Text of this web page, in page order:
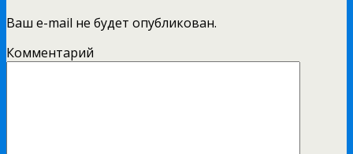
Ваш e-mail не будет опубликован.
Комментарий